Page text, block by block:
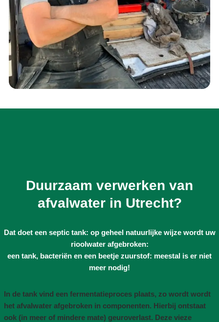
Duurzaam verwerken van
afvalwater in Utrecht?
Dat doet een septic tank: op geheel natuurlijke wijze wordt uw
rioolwater afgebroken:
een tank, bacteriën en een beetje zuurstof: meestal is er niet
meer nodig!
In de tank vind een fermentatieproces plaats, zo wordt wordt
het afvalwater afgebroken in componenten. Hierbij ontstaat
ook (in meer of mindere mate) geuroverlast. Deze vieze